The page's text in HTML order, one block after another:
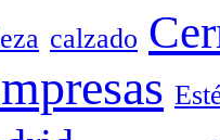
calzado